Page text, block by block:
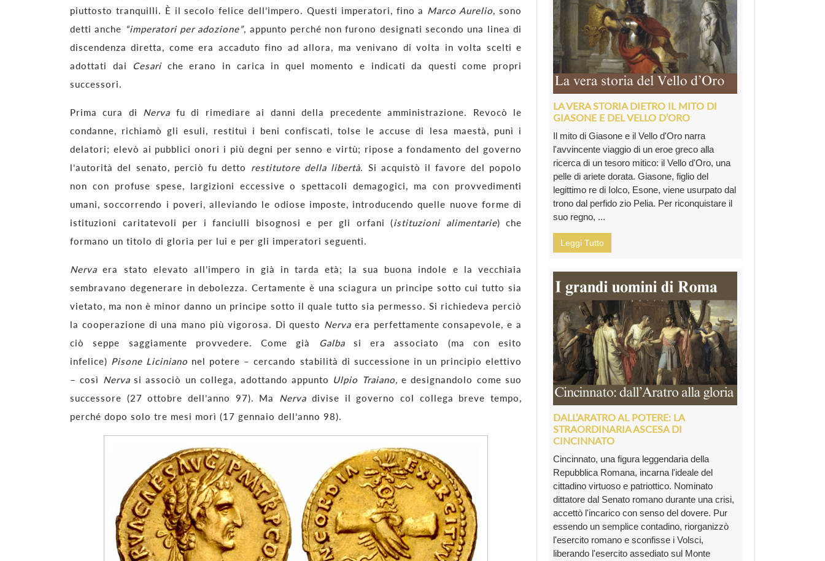
piuttosto tranquilli. È il secolo felice dell’impero. Questi imperatori, fino a Marco Aurelio, sono
detti anche “imperatori per adozione”, appunto perché non furono designati secondo una linea di
discendenza diretta, come era accaduto fino ad allora, ma venivano di volta in volta scelti e
adottati dai Cesariche erano in carica in quel momento e indicati da questi come propri
successori.
Prima cura di Nerva fu di rimediare ai danni della precedente amministrazione. Revocò le
condanne, richiamò gli esuli, restituì i beni confiscati, tolse le accuse di lesa maestà, punì i
delatori; elevò ai pubblici onori i più degni per senno e virtù; ripose a fondamento del governo
l’autorità del senato, perciò fu detto restitutore della libertà. Si acquistò il favore del popolo
non con profuse spese, largizioni eccessive o spettacoli demagogici, ma con provvedimenti
umani, soccorrendo i poveri, alleviando le odiose imposte, introducendo quelle nuove forme di
istituzioni caritatevoli per i fanciulli bisognosi e per gli orfani (istituzioni alimentarie) che
formano un titolo di gloria per lui e per gli imperatori seguenti.
Nerva era stato elevato all’impero in già in tarda età; la sua buona indole e la vecchiaia
sembravano degenerare in debolezza. Certamente è una sciagura un principe sotto cui tutto sia
vietato, ma non è minor danno un principe sotto il quale tutto sia permesso. Si richiedeva perciò
la cooperazione di una mano più vigorosa. Di questo Nerva era perfettamente consapevole, e a
ciò seppe saggiamente provvedere. Come già Galbasi era associato (ma con esito
infelice) Pisone Liciniano nel potere – cercando stabilità di successione in un principio elettivo
– così Nervasi associò un collega, adottando appunto Ulpio Traiano, e designandolo come suo
successore (27 ottobre dell’anno 97). Ma Nerva divise il governo col collega breve tempo,
perché dopo solo tre mesi morì (17 gennaio dell’anno 98).
LA VERA STORIA DIETRO IL MITO DI
GIASONE E DEL VELLO D’ORO
Il mito di Giasone e il Vello d'Oro narra
l'avvincente viaggio di un eroe greco alla
ricerca di un tesoro mitico: il Vello d'Oro, una
pelle di ariete dorata. Giasone, figlio del
legittimo re di Iolco, Esone, viene usurpato dal
trono dal perfido zio Pelia. Per riconquistare il
suo regno, ...
Leggi Tutto
DALL’ARATRO AL POTERE: LA
STRAORDINARIA ASCESA DI
CINCINNATO
Cincinnato, una figura leggendaria della
Repubblica Romana, incarna l'ideale del
cittadino virtuoso e patriottico. Nominato
dittatore dal Senato romano durante una crisi,
accettò l'incarico con senso del dovere. Pur
essendo un semplice contadino, riorganizzò
l'esercito romano e sconfisse i Volsci,
liberando l'esercito assediato sul Monte